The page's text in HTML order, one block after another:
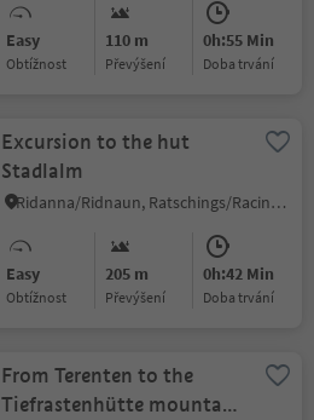
Easy
Obtížnost
110 m
Převýšení
0h:55 Min
doba trvání
Excursion to the hut
Stadlalm
Ridanna/Ridnaun, Ratschings/Racines, Sterzing/Vipiteno and environs
Easy
Obtížnost
205 m
Převýšení
0h:42 Min
doba trvání
From Terenten to the
Tiefrastenhütte mountain